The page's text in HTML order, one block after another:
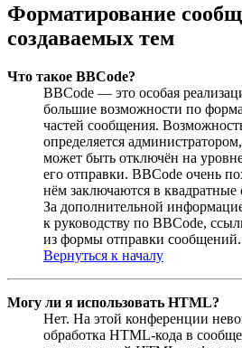
Форматирование
создаваемых тем
Что такое BBCode?
BBCode — это особая
большие возможности по
частей сообщения.
определяется
может быть отключён на
его отправки. BBCode очень
нём заключаются в
За дополнительной
к руководству по BBCode,
из формы отправки сообщений.
Вернуться к началу
Могу ли я использовать HTML?
Нет. На этой конференции
обработка HTML-кода в